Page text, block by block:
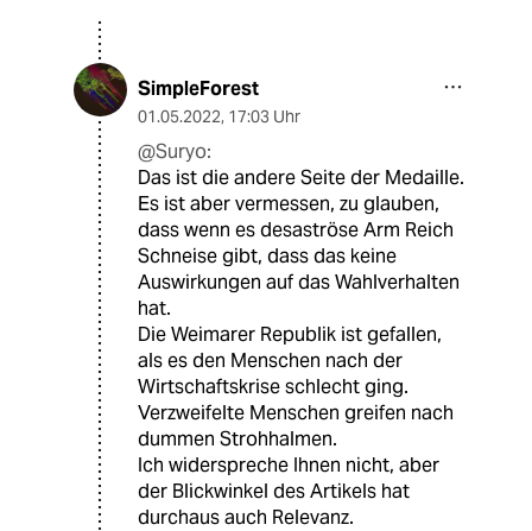
SimpleForest
01.05.2022, 17:03 Uhr
@Suryo:
Das ist die andere Seite der Medaille.
Es ist aber vermessen, zu glauben,
dass wenn es desaströse Arm Reich
Schneise gibt, dass das keine
Auswirkungen auf das Wahlverhalten
hat.
Die Weimarer Republik ist gefallen,
als es den Menschen nach der
Wirtschaftskrise schlecht ging.
Verzweifelte Menschen greifen nach
dummen Strohhalmen.
Ich widerspreche Ihnen nicht, aber
der Blickwinkel des Artikels hat
durchaus auch Relevanz.